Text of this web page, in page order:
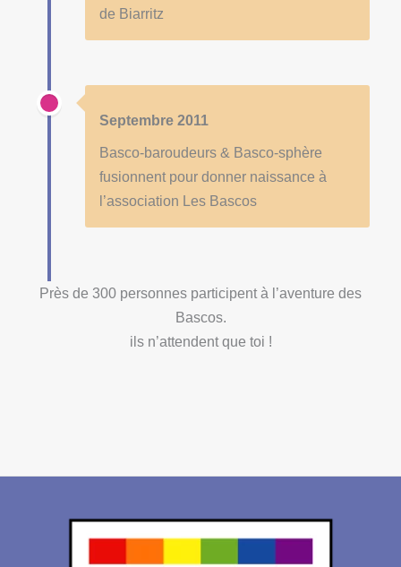
de Biarritz
Septembre 2011
Basco-baroudeurs & Basco-sphère
fusionnent pour donner naissance à
l’association Les Bascos
Près de 300 personnes participent à l’aventure des
Bascos.
ils n’attendent que toi !